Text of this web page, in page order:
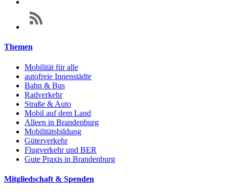
Themen
Mobilität für alle
autofreie Innenstädte
Bahn & Bus
Radverkehr
Straße & Auto
Mobil auf dem Land
Alleen in Brandenburg
Mobilitätsbildung
Güterverkehr
Flugverkehr und BER
Gute Praxis in Brandenburg
Mitgliedschaft & Spenden